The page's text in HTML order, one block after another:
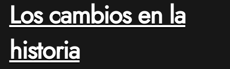
Los cambios en la
historia